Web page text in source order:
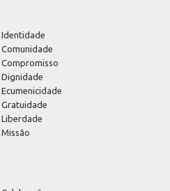
Identidade
Comunidade
Compromisso
Dignidade
Ecumenicidade
Gratuidade
Liberdade
Missão